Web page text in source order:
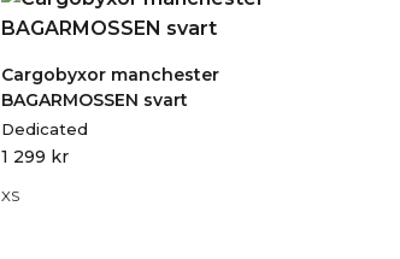
Cargobyxor manchester
BAGARMOSSEN svart
Dedicated
1 299 kr
XS